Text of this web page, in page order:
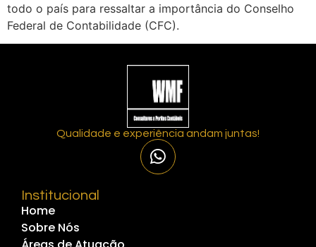
todo o país para ressaltar a importância do Conselho
Federal de Contabilidade (CFC).
Qualidade e experiência andam juntas!
Institucional
Home
Sobre Nós